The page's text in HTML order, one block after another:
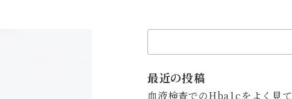
索：
最近の投稿
血液検査でのHba1cをよく見て